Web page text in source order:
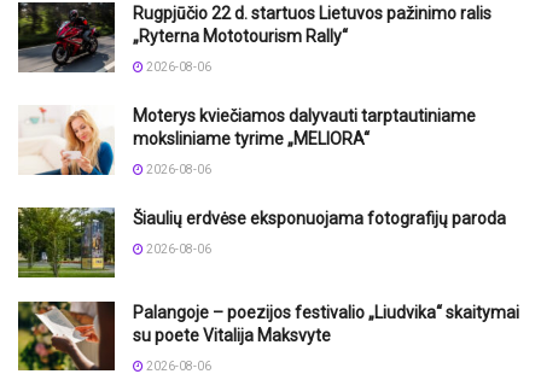
Rugpjūčio 22 d. startuos Lietuvos pažinimo ralis
„Ryterna Mototourism Rally“
2026-08-06
Moterys kviečiamos dalyvauti tarptautiniame
moksliniame tyrime „MELIORA“
2026-08-06
Šiaulių erdvėse eksponuojama fotografijų paroda
2026-08-06
Palangoje – poezijos festivalio „Liudvika“ skaitymai
su poete Vitalija Maksvyte
2026-08-06